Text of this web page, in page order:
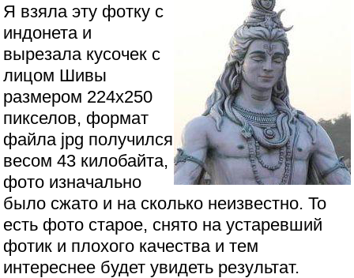
Я взяла эту фотку с
индонета и
вырезала кусочек с
лицом Шивы
размером 224х250
пикселов, формат
файла jpg получился
весом 43 килобайта,
фото изначально
было сжато и на сколько неизвестно. То
есть фото старое, снято на устаревший
фотик и плохого качества и тем
интереснее будет увидеть результат.